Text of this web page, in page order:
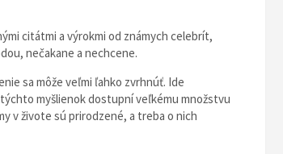
citátmi a výrokmi od známych celebrít,
nečakane a nechcene.
sa môže veľmi ľahko zvrhnúť. Ide
myšlienok dostupní veľkému množstvu
v živote sú prirodzené, a treba o nich